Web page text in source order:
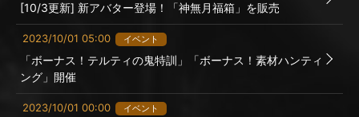
[10/3更新] 新アバター登場！「神無月福箱」を販売
2023/10/01 05:00 イベント
「ボーナス！テルティの鬼特訓」「ボーナス！素材ハンティ
ング」開催
2023/10/01 00:00 イベント